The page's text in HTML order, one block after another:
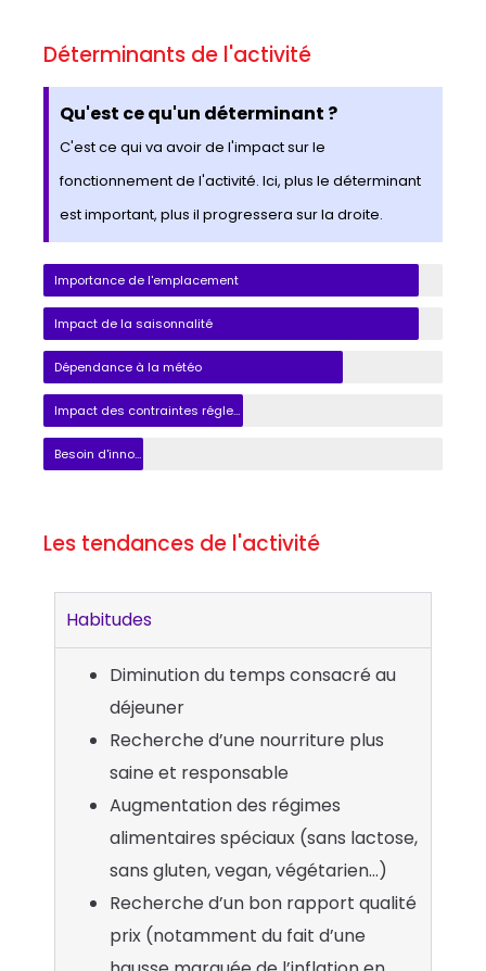
Déterminants de l'activité
Qu'est ce qu'un déterminant ?
C'est ce qui va avoir de l'impact sur le
fonctionnement de l'activité. Ici, plus le déterminant
est important, plus il progressera sur la droite.
Importance de l'emplacement
Impact de la saisonnalité
Dépendance à la météo
Impact des contraintes réglementaires
Besoin d'innovation
Les tendances de l'activité
Habitudes
Diminution du temps consacré au
déjeuner
Recherche d’une nourriture plus
saine et responsable
Augmentation des régimes
alimentaires spéciaux (sans lactose,
sans gluten, vegan, végétarien…)
Recherche d’un bon rapport qualité
prix (notamment du fait d’une